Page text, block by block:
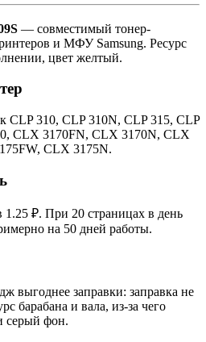
— совместимый тонер-
и МФУ Samsung. Ресурс
цвет желтый.
CLP 310, CLP 310N, CLP 315, CLP
CLX 3170FN, CLX 3170N, CLX
CLX 3175N.
1.25 ₽. При 20 страницах в день
на 50 дней работы.
выгоднее заправки: заправка не
барабана и вала, из-за чего
серый фон.